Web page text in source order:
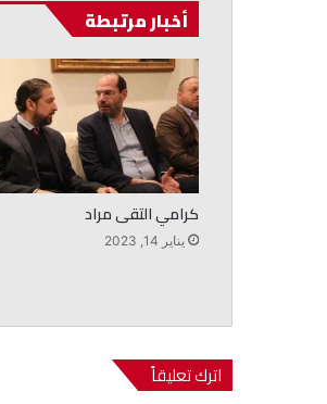
أخبار مرتبطة
كرامي التقى مراد
يناير 14, 2023
اترك تعليقاً